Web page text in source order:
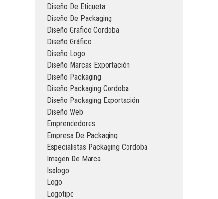
Diseño De Etiqueta
Diseño De Packaging
Diseño Grafico Cordoba
Diseño Gráfico
Diseño Logo
Diseño Marcas Exportación
Diseño Packaging
Diseño Packaging Cordoba
Diseño Packaging Exportación
Diseño Web
Emprendedores
Empresa De Packaging
Especialistas Packaging Cordoba
Imagen De Marca
Isologo
Logo
Logotipo